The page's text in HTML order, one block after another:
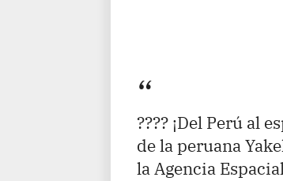
???? ¡Del Perú al
de la peruana
la Agencia